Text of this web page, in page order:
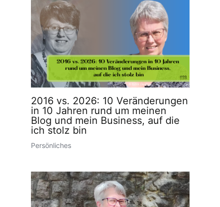
2016 vs. 2026: 10 Veränderungen
in 10 Jahren rund um meinen
Blog und mein Business, auf die
ich stolz bin
Persönliches